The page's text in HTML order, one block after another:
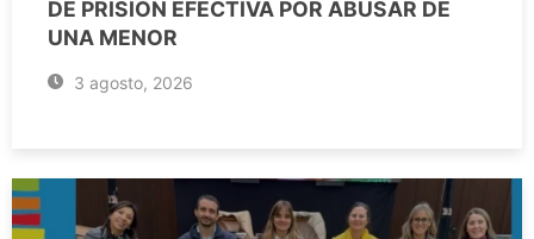
DE PRISIÓN EFECTIVA POR ABUSAR DE
UNA MENOR
3 agosto, 2026